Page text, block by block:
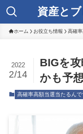
資産と
ホーム お役立ち情報 高確
BIGを
かも予
2022
2/14
高確率高額当選当たるんで